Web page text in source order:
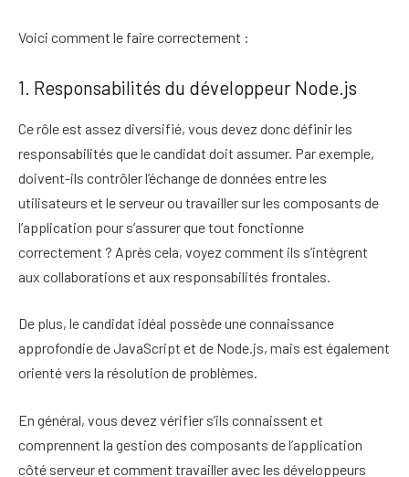
Voici comment le faire correctement :
1. Responsabilités du développeur Node.js
Ce rôle est assez diversifié, vous devez donc définir les
responsabilités que le candidat doit assumer. Par exemple,
doivent-ils contrôler l’échange de données entre les
utilisateurs et le serveur ou travailler sur les composants de
l’application pour s’assurer que tout fonctionne
correctement ? Après cela, voyez comment ils s’intègrent
aux collaborations et aux responsabilités frontales.
De plus, le candidat idéal possède une connaissance
approfondie de JavaScript et de Node.js, mais est également
orienté vers la résolution de problèmes.
En général, vous devez vérifier s’ils connaissent et
comprennent la gestion des composants de l’application
côté serveur et comment travailler avec les développeurs